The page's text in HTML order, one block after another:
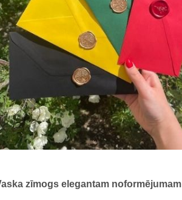
zīmogs elegantam noformējumam